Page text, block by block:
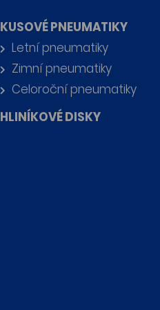
KUSOVÉ PNEUMATIKY
Letní pneumatiky
Zimní pneumatiky
Celoroční pneumatiky
HLINÍKOVÉ DISKY